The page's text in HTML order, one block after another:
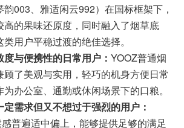
003、雅适闲云992）在国标框架下，
高的果味还原度，同时融入了烟草底
用户平稳过渡的绝佳选择。
与便携性的日常用户： YOOZ普通烟
顾了美观与实用，轻巧的机身方便日常
办公室、通勤或休闲场景下的口粮。
需求但又不想过于强烈的用户：
普遍适中偏上，能够提供足够的满足